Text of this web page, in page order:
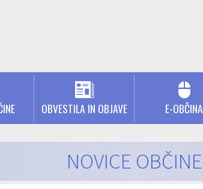
OBVESTILA IN OBJAVE E-OBČINA
NOVICE OBČINE